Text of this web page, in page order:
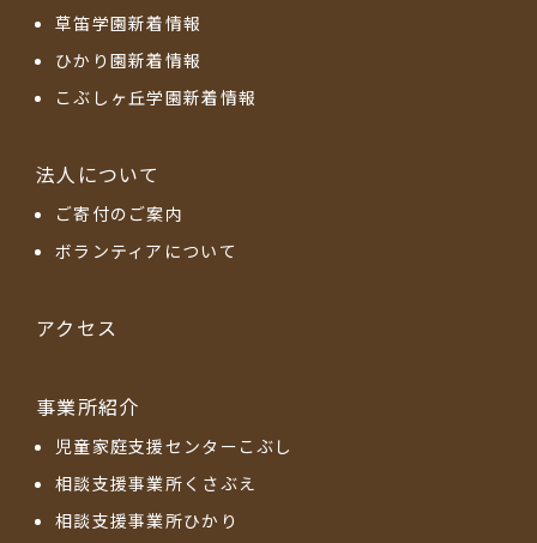
草笛学園新着情報
ひかり園新着情報
こぶしヶ丘学園新着情報
法人について
ご寄付のご案内
ボランティアについて
アクセス
事業所紹介
児童家庭支援センターこぶし
相談支援事業所くさぶえ
相談支援事業所ひかり